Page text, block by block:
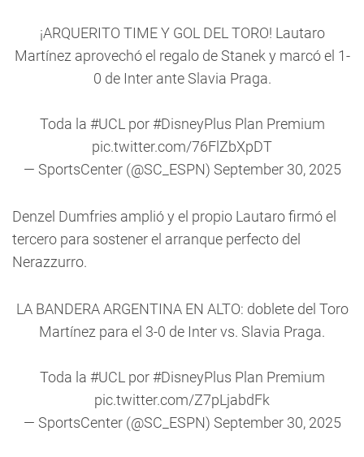
¡ARQUERITO TIME Y GOL DEL TORO! Lautaro
Martínez aprovechó el regalo de Stanek y marcó el 1-
0 de Inter ante Slavia Praga.
Toda la #UCL por#DisneyPlus Plan Premium
pic.twitter.com/76FlZbXpDT
— SportsCenter (@SC_ESPN) September 30, 2025
Denzel Dumfries amplió y el propio Lautaro firmó el
tercero para sostener el arranque perfecto del
Nerazzurro.
LA BANDERA ARGENTINA EN ALTO: doblete del Toro
Martínez para el 3-0 de Inter vs. Slavia Praga.
Toda la #UCL por#DisneyPlus Plan Premium
pic.twitter.com/Z7pLjabdFk
— SportsCenter (@SC_ESPN) September 30, 2025